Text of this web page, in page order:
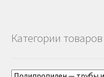
Категории товаров